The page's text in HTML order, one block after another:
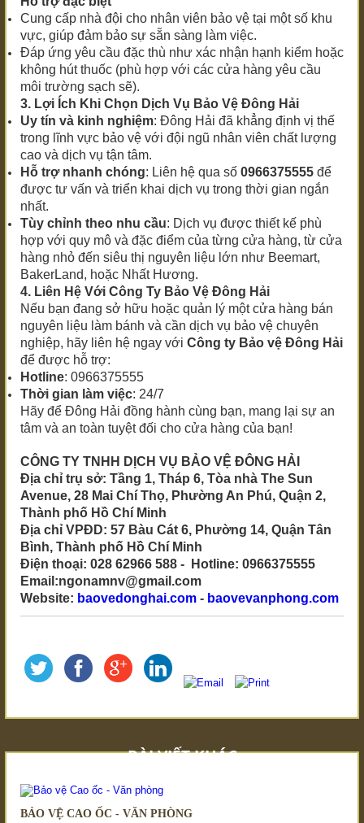
Cung cấp nhà đội cho nhân viên bảo vệ tại một số khu
vực, giúp đảm bảo sự sẵn sàng làm việc.
Đáp ứng yêu cầu đặc thù như xác nhận hạnh kiểm hoặc
không hút thuốc (phù hợp với các cửa hàng yêu cầu
môi trường sạch sẽ).
3. Lợi Ích Khi Chọn Dịch Vụ Bảo Vệ Đông Hải
Uy tín và kinh nghiệm: Đông Hải đã khẳng định vị thế
trong lĩnh vực bảo vệ với đội ngũ nhân viên chất lượng
cao và dịch vụ tận tâm.
Hỗ trợ nhanh chóng: Liên hệ qua số 0966375555 để
được tư vấn và triển khai dịch vụ trong thời gian ngắn
nhất.
Tùy chỉnh theo nhu cầu: Dịch vụ được thiết kế phù
hợp với quy mô và đặc điểm của từng cửa hàng, từ cửa
hàng nhỏ đến siêu thị nguyên liệu lớn như Beemart,
BakerLand, hoặc Nhất Hương.
4. Liên Hệ Với Công Ty Bảo Vệ Đông Hải
Nếu bạn đang sở hữu hoặc quản lý một cửa hàng bán
nguyên liệu làm bánh và cần dịch vụ bảo vệ chuyên
nghiệp, hãy liên hệ ngay với Công ty Bảo vệ Đông Hải
để được hỗ trợ:
Hotline: 0966375555
Thời gian làm việc: 24/7
Hãy để Đông Hải đồng hành cùng bạn, mang lại sự an
tâm và an toàn tuyệt đối cho cửa hàng của bạn!
CÔNG TY TNHH DỊCH VỤ BẢO VỆ ĐÔNG HẢI
Địa chỉ trụ sở: Tầng 1, Tháp 6, Tòa nhà The Sun
Avenue, 28 Mai Chí Thọ, Phường An Phú, Quận 2,
Thành phố Hồ Chí Minh
Địa chỉ VPĐD: 57 Bàu Cát 6, Phường 14, Quận Tân
Bình, Thành phố Hồ Chí Minh
Điện thoại: 028 62966 588 - Hotline: 0966375555
Email:ngonamnv@gmail.com
Website: baovedonghai.com - baovevanphong.com
BÀI VIẾT KHÁC
BẢO VỆ CAO ỐC - VĂN PHÒNG